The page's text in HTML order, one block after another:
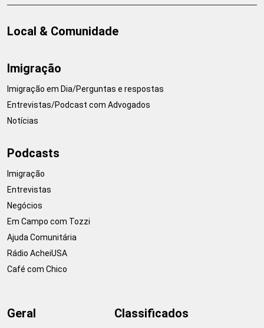
Local & Comunidade
Imigração
Imigração em Dia/Perguntas e respostas
Entrevistas/Podcast com Advogados
Notícias
Podcasts
Imigração
Entrevistas
Negócios
Em Campo com Tozzi
Ajuda Comunitária
Rádio AcheiUSA
Café com Chico
Geral Classificados